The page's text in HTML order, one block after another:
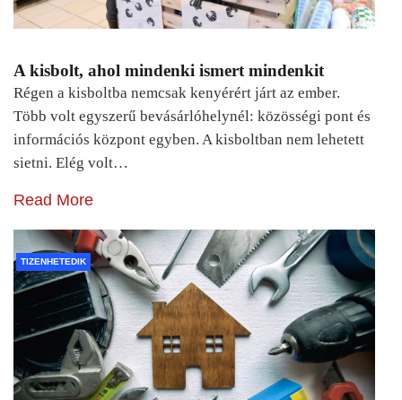
A kisbolt, ahol mindenki ismert mindenkit
Régen a kisboltba nemcsak kenyérért járt az ember.
Több volt egyszerű bevásárlóhelynél: közösségi pont és
információs központ egyben. A kisboltban nem lehetett
sietni. Elég volt…
Read More
TIZENHETEDIK